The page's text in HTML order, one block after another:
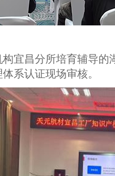
宜昌分所培育辅导
系认证现场审核。